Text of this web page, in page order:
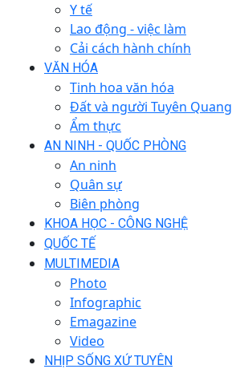
Y tế
Lao động - việc làm
Cải cách hành chính
VĂN HÓA
Tinh hoa văn hóa
Đất và người Tuyên Quang
Ẩm thực
AN NINH - QUỐC PHÒNG
An ninh
Quân sự
Biên phòng
KHOA HỌC - CÔNG NGHỆ
QUỐC TẾ
MULTIMEDIA
Photo
Infographic
Emagazine
Video
NHỊP SỐNG XỨ TUYÊN